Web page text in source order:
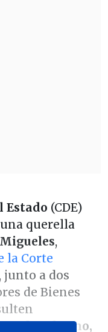
Estado (CDE)
querella
,
la Corte
, junto a dos
de Bienes
de soborno,